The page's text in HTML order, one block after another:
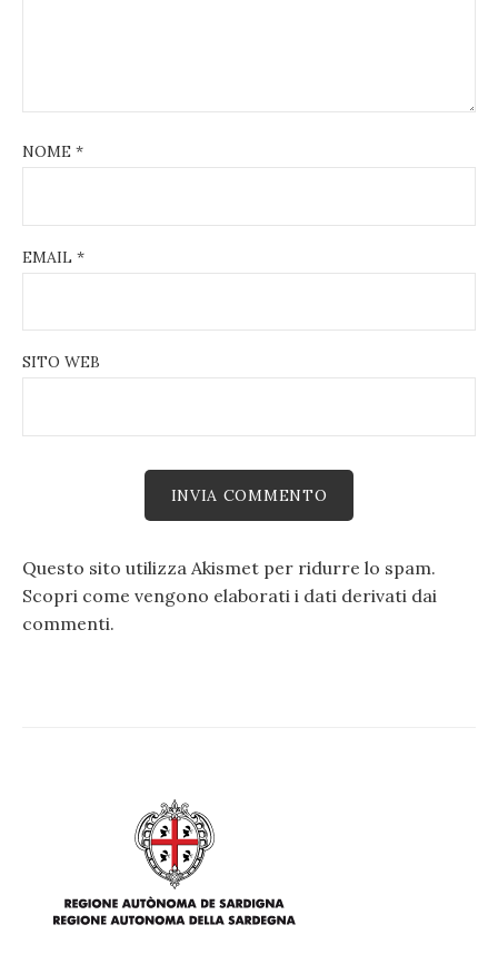
NOME *
EMAIL *
SITO WEB
Questo sito utilizza Akismet per ridurre lo spam.
Scopri come vengono elaborati i dati derivati dai
commenti.